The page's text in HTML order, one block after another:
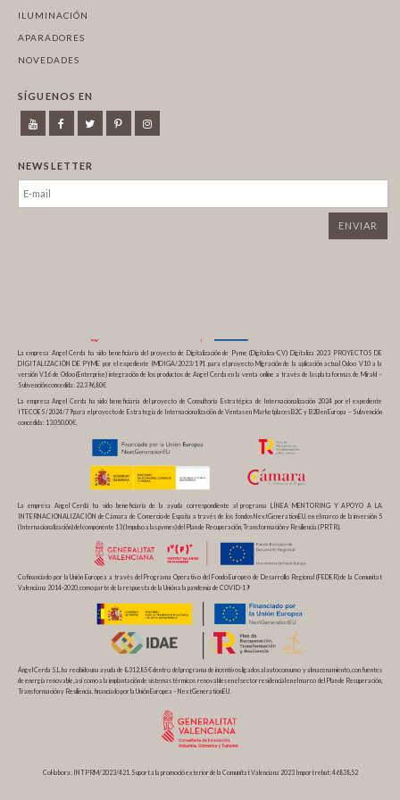
ILUMINACIÓN
APARADORES
NOVEDADES
SÍGUENOS EN
NEWSLETTER
La empresa Angel Cerda ha sido beneficiaria del proyecto de Digitalización de Pyme (Digitaliza-CV) Digitaliza 2023 PROYECTOS DE
DIGITALIZACIÓN DE PYME por el expediente IMDIGA/2023/191 para el proyecto Migración de la aplicación actual Odoo V10 a la
versión V16 de Odoo (Enterprise) integración de los productos de Angel Cerda en la venta online a través de las plataformas de Mirakl –
Subvención concedida: 22.396,80€
La empresa Angel Cerda ha sido beneficiaria del proyecto de Consultoría Estratégica de Internacionalización 2024 por el expediente
ITECOES/2024/79 para el proyecto de Estrategia de Internacionalización de Ventas en Marketplaces B2C y B2B en Europa – Subvención
concedida: 13.050,00€.
La empresa Angel Cerdá ha sido beneficiaria de la ayuda correspondiente al programa LÍNEA MENTORING Y APOYO A LA
INTERNACIONALIZACIÓN de Cámara de Comercio de España a través de los fondos NextGenerationEU, en el marco de la inversión 5
(Internacionalización) del componente 13 (Impulso a las pymes) del Plan de Recuperación, Transformación y Resiliencia (PRTR).
Cofinanciado por la Unión Europea a través del Programa Operativo del Fondo Europeo de Desarrollo Regional (FEDER) de la Comunitat
Valenciana 2014-2020, como parte de la respuesta de la Unión a la pandemia de COVID-19
Ángel Cerda S.L. ha recibido una ayuda de 8.312,85 € dentro del programa de incentivos ligados al autoconsumo y almacenamiento, con fuentes
de energía renovable, así como a la implantación de sistemas térmicos renovables en el sector residencial en el marco del Plan de Recuperación,
Transformación y Resiliencia, financiado por la Unión Europea – NextGenerationEU.
Col·labora: INTPRM/2023/421. Suport a la promoció exterior de la Comunitat Valenciana 2023 Import rebut: 46838,52